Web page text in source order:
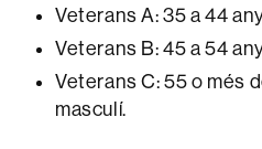
Veterans A: 35 a 44
Veterans B: 45 a 54
Veterans C: 55 o més
masculí.